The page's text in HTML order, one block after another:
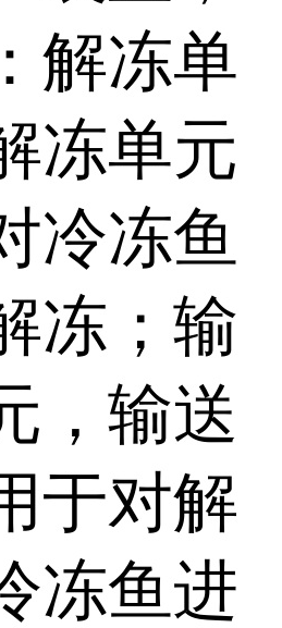
解冻单
冻单元
冷冻鱼
冻；输
，输送
于对解
冻鱼进